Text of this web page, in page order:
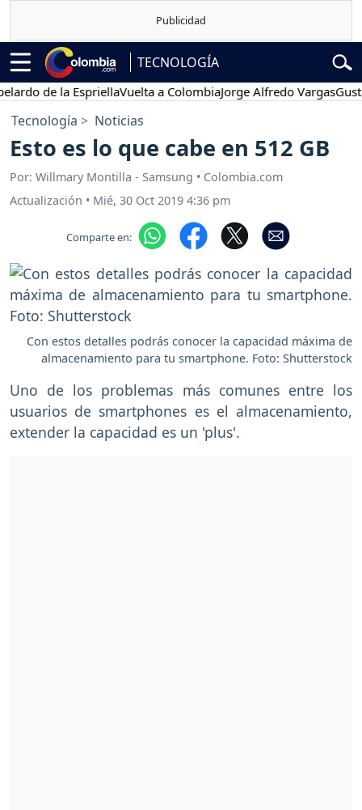
TECNOLOGÍA
de la EspriellaVuelta a ColombiaJorge Alfredo VargasGustavo
Tecnología Noticias
Esto es lo que cabe en 512 GB
Por: Willmary Montilla - Samsung • Colombia.com
Actualización • Mié, 30 Oct 2019 4:36 pm
Comparte en:
Con estos detalles podrás conocer la capacidad máxima de
almacenamiento para tu smartphone. Foto: Shutterstock
Uno de los problemas más comunes entre los
usuarios de smartphones es el almacenamiento,
extender la capacidad es un 'plus'.